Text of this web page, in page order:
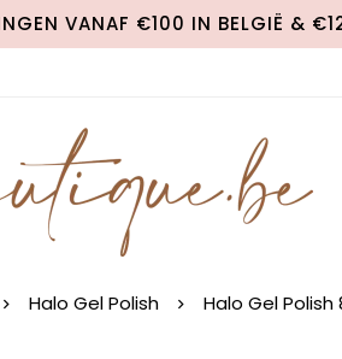
VANAF €100 IN BELGIË &
Halo Gel Polish Halo Gel